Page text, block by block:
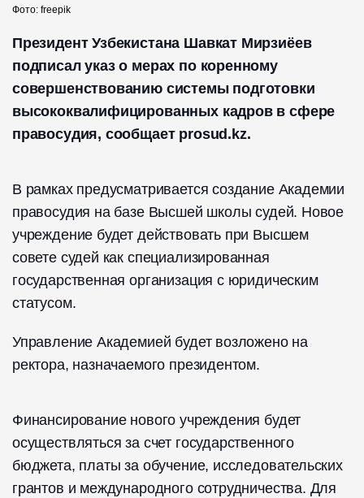
Фото: freepik
Президент Узбекистана Шавкат Мирзиёев
подписал указ о мерах по коренному
совершенствованию системы подготовки
высококвалифицированных кадров в сфере
правосудия, сообщает prosud.kz.
В рамках предусматривается создание Академии
правосудия на базе Высшей школы судей. Новое
учреждение будет действовать при Высшем
совете судей как специализированная
государственная организация с юридическим
статусом.
Управление Академией будет возложено на
ректора, назначаемого президентом.
Финансирование нового учреждения будет
осуществляться за счет государственного
бюджета, платы за обучение, исследовательских
грантов и международного сотрудничества. Для